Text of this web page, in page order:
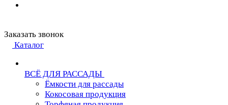
Заказать звонок
Каталог
ВСЁ ДЛЯ РАССАДЫ
Ёмкости для рассады
Кокосовая продукция